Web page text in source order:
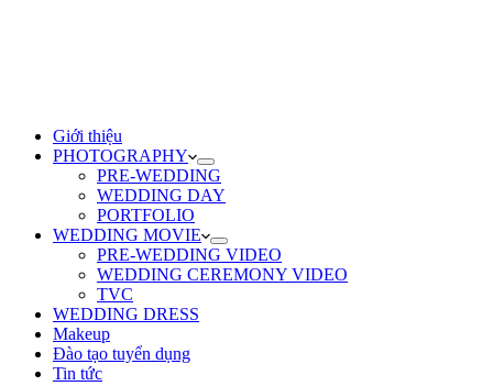
Giới thiệu
PHOTOGRAPHY
PRE-WEDDING
WEDDING DAY
PORTFOLIO
WEDDING MOVIE
PRE-WEDDING VIDEO
WEDDING CEREMONY VIDEO
TVC
WEDDING DRESS
Makeup
Đào tạo tuyển dụng
Tin tức